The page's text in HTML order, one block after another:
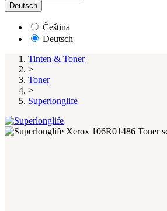
Deutsch
Čeština
Deutsch
Tinten & Toner
>
Toner
>
Superlonglife